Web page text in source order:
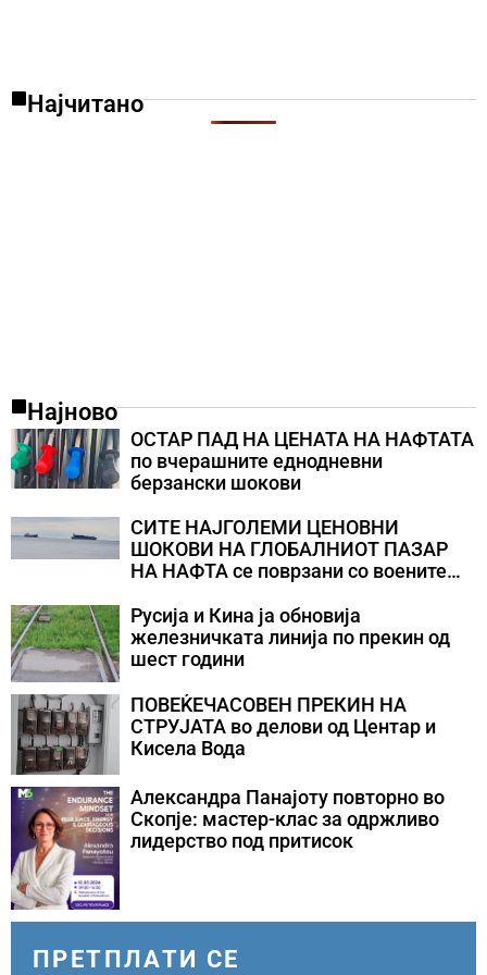
Најчитано
Најново
ОСТАР ПАД НА ЦЕНАТА НА НАФТАТА
по вчерашните еднодневни
берзански шокови
СИТЕ НАЈГОЛЕМИ ЦЕНОВНИ
ШОКОВИ НА ГЛОБАЛНИОТ ПАЗАР
НА НАФТА се поврзани со воените
Русија и Кина ја обновија
железничката линија по прекин од
шест години
ПОВЕЌЕЧАСОВЕН ПРЕКИН НА
СТРУЈАТА во делови од Центар и
Кисела Вода
Александра Панајоту повторно во
Скопје: мастер-клас за одржливо
лидерство под притисок
ПРЕТПЛАТИ СЕ